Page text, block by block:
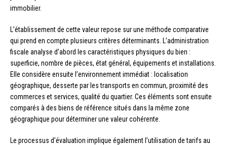
immobilier.
L’établissement de cette valeur repose sur une méthode comparative
qui prend en compte plusieurs critères déterminants. L’administration
fiscale analyse d’abord les caractéristiques physiques du bien :
superficie, nombre de pièces, état général, équipements et installations.
Elle considère ensuite l’environnement immédiat : localisation
géographique, desserte par les transports en commun, proximité des
commerces et services, qualité du quartier. Ces éléments sont ensuite
comparés à des biens de référence situés dans la même zone
géographique pour déterminer une valeur cohérente.
Le processus d’évaluation implique également l’utilisation de tarifs au